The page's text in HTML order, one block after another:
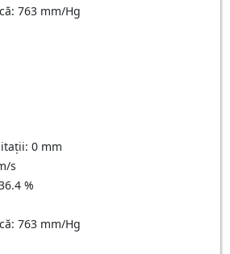
763 mm/Hg
0 mm
s
%
763 mm/Hg